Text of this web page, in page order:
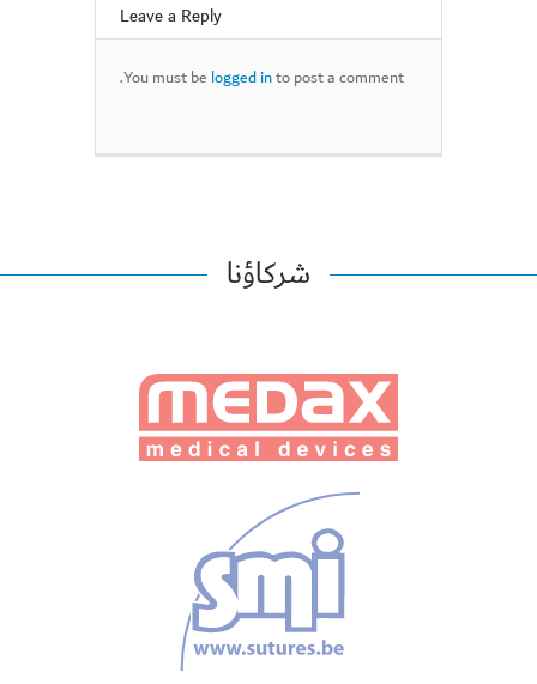
Leave a Reply
You must be logged into post a comment.
شركاؤنا